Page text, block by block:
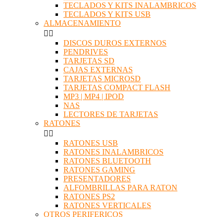
TECLADOS Y KITS INALAMBRICOS
TECLADOS Y KITS USB
ALMACENAMIENTO
 
DISCOS DUROS EXTERNOS
PENDRIVES
TARJETAS SD
CAJAS EXTERNAS
TARJETAS MICROSD
TARJETAS COMPACT FLASH
MP3 | MP4 | IPOD
NAS
LECTORES DE TARJETAS
RATONES
 
RATONES USB
RATONES INALAMBRICOS
RATONES BLUETOOTH
RATONES GAMING
PRESENTADORES
ALFOMBRILLAS PARA RATON
RATONES PS2
RATONES VERTICALES
OTROS PERIFERICOS